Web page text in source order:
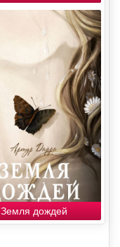
Земля дождей